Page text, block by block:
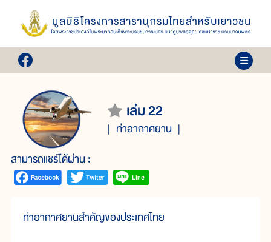
เล่ม 22
ท่าอากาศยาน
สามารถแชร์ได้ผ่าน :
ท่าอากาศยานสำคัญของประเทศไทย